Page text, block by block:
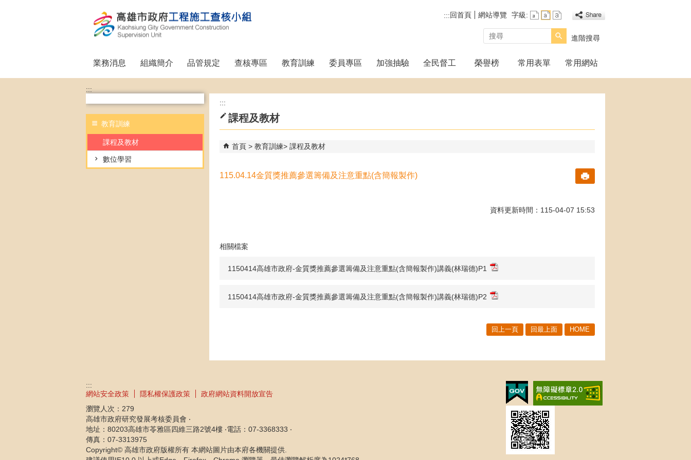
:::回首頁 網站導覽 字級:
搜尋
進階搜尋
業務消息 組織簡介 品管規定 查核專區 教育訓練 委員專區 加強抽驗 全民督工 榮譽榜 常用表單 常用網站
:::
教育訓練
課程及教材
數位學習
:::
課程及教材
首頁 教育訓練 課程及教材
115.04.14金質獎推薦參選籌備及注意重點(含簡報製作)
資料更新時間：115-04-07 15:53
相關檔案
1150414高雄市政府-金質獎推薦參選籌備及注意重點(含簡報製作)講義(林瑞德)P1
1150414高雄市政府-金質獎推薦參選籌備及注意重點(含簡報製作)講義(林瑞德)P2
回上一頁 回最上面 HOME
:::
網站安全政策
隱私權保護政策
政府網站資料開放宣告
瀏覽人次： 279
高雄市政府研究發展考核委員會 ‧
地址：80203高雄市苓雅區四維三路2號4樓 ‧電話：07-3368333 ‧
傳真：07-3313975
Copyright© 高雄市政府版權所有 本網站圖片由本府各機關提供.